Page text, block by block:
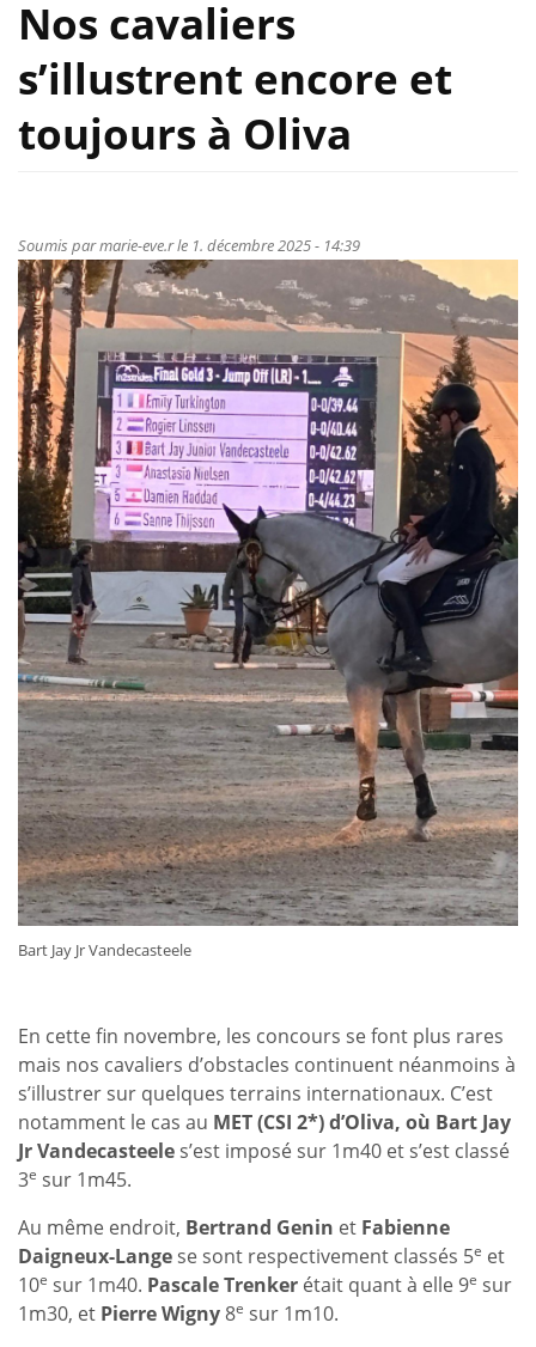
Nos cavaliers
s’illustrent encore et
toujours à Oliva
Soumis parmarie-eve.rle 1. décembre 2025 - 14:39
Bart Jay Jr Vandecasteele
En cette fin novembre, les concours se font plus rares
mais nos cavaliers d’obstacles continuent néanmoins à
s’illustrer sur quelques terrains internationaux. C’est
notamment le cas au MET (CSI 2*)d’Oliva, où Bart Jay
Jr Vandecasteele s’est imposé sur 1m40 et s’est classé
3e sur 1m45.
Au même endroit, Bertrand Genin et Fabienne
Daigneux-Lange se sont respectivement classés 5e et
10e sur 1m40. Pascale Trenker était quant à elle 9e sur
1m30, et Pierre Wigny8e sur 1m10.